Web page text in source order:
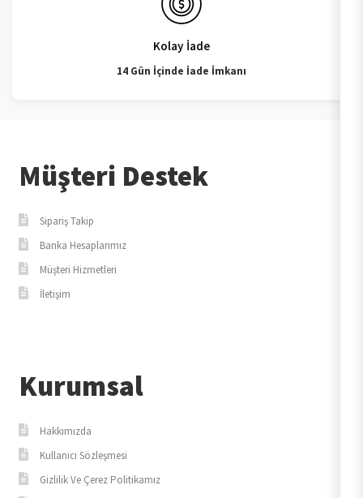
Kolay İade
14 Gün İçinde İade İmkanı
Müşteri Destek
Sipariş Takip
Banka Hesaplarımız
Müşteri Hizmetleri
İletişim
Kurumsal
Hakkımızda
Kullanıcı Sözleşmesi
Gizlilik Ve Çerez Politikamız